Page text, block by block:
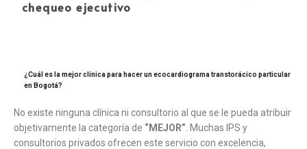
chequeo ejecutivo
¿Cuál es la mejor clínica para hacer un ecocardiograma transtorácico particular
en Bogotá?
No existe ninguna clínica ni consultorio al que se le pueda atribuir
objetivamente la categoría de “MEJOR” . Muchas IPS y
consultorios privados ofrecen este servicio con excelencia,